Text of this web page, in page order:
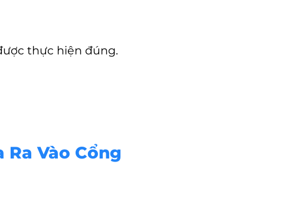
thực hiện đúng.
Ra Vào Cổng